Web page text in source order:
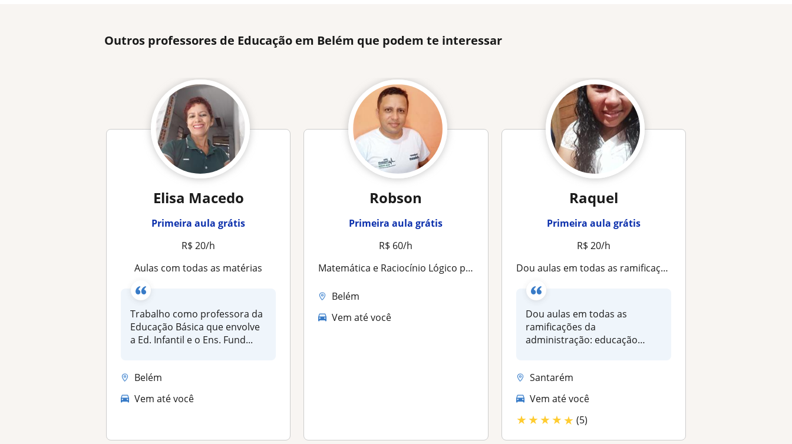
Outros professores de Educação em Belém que podem te interessar
Elisa Macedo
Primeira aula grátis
R$ 20/h
Aulas com todas as matérias
Trabalho como professora da
Educação Básica que envolve
a Ed. Infantil e o Ens. Fund...
Belém
Vem até você
Robson
Primeira aula grátis
R$ 60/h
Matemática e Raciocínio Lógico pra Concursos
Belém
Vem até você
Raquel
Primeira aula grátis
R$ 20/h
Dou aulas em todas as ramificações da administração: educação financeira, marketing e afins. Reforço em português e matemática
Dou aulas em todas as
ramificações da
administração: educação
Santarém
Vem até você
★★★★★ (5)